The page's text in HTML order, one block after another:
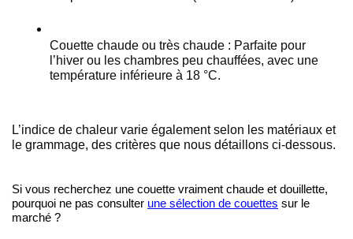
Couette chaude ou très chaude : Parfaite pour
l’hiver ou les chambres peu chauffées, avec une
température inférieure à 18 °C.
L’indice de chaleur varie également selon les matériaux et
le grammage, des critères que nous détaillons ci-dessous.
Si vous recherchez une couette vraiment chaude et douillette,
pourquoi ne pas consulter une sélection de couettes sur le
marché ?